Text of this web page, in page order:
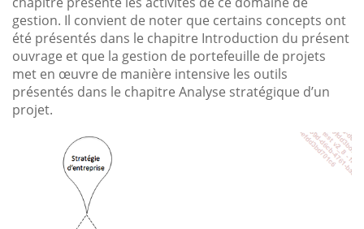
gestion. Il convient de noter que certains concepts ont
été présentés dans le chapitre Introduction du présent
ouvrage et que la gestion de portefeuille de projets
met en œuvre de manière intensive les outils
présentés dans le chapitre Analyse stratégique d’un
projet.